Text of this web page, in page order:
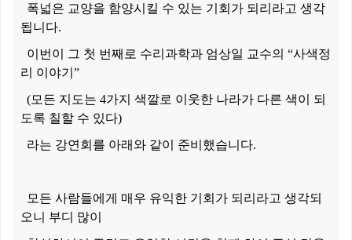
폭넓은 교양을 함양시킬 수 있는 기회가 되리라고 생각
됩니다.
이번이 그 첫 번째로 수리과학과 엄상일 교수의 “사색정
리 이야기”
(모든 지도는 4가지 색깔로 이웃한 나라가 다른 색이 되
도록 칠할 수 있다)
라는 강연회를 아래와 같이 준비했습니다.
모든 사람들에게 매우 유익한 기회가 되리라고 생각되
오니 부디 많이